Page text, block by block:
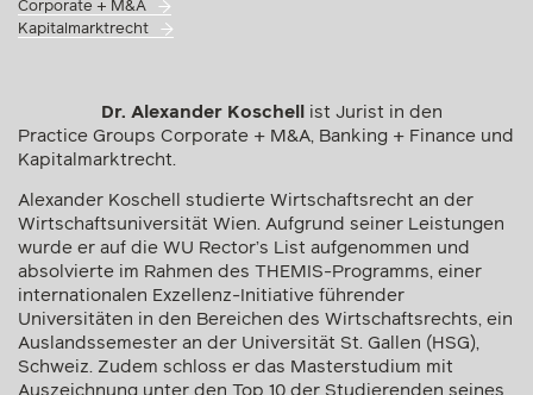
Corporate + M&A
Kapitalmarktrecht
Dr. Alexander Koschell
ist Jurist in den
Practice Groups Corporate + M&A, Banking + Finance und
Kapitalmarktrecht.
Alexander Koschell studierte Wirtschaftsrecht an der
Wirtschaftsuniversität Wien. Aufgrund seiner Leistungen
wurde er auf die WU Rector’s List aufgenommen und
absolvierte im Rahmen des THEMIS-Programms, einer
internationalen Exzellenz-Initiative führender
Universitäten in den Bereichen des Wirtschaftsrechts, ein
Auslandssemester an der Universität St. Gallen (HSG),
Schweiz. Zudem schloss er das Masterstudium mit
Auszeichnung unter den Top 10 der Studierenden seines